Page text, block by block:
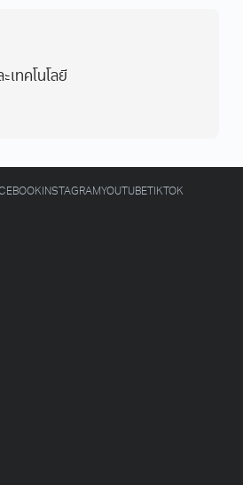
เทคโนโลยี
INSTAGRAMYOUTUBETIKTOK